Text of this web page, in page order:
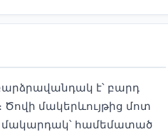
է՝ բարդ
մակերևույթից մոտ
մակարդակ՝ համեմատած